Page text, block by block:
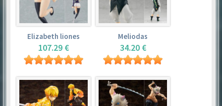
Elizabeth liones
107.29 €
Meliodas
34.20 €